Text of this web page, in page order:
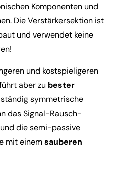
Komponenten und
Die Verstärkersektion ist
und verwendet keine
und kostspieligeren
aber zu bester
symmetrische
das Signal-Rausch-
die semi-passive
mit einemsauberen